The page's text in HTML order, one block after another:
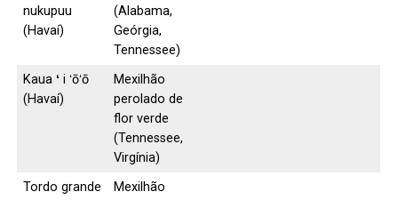
nukupuu
(Havaí)
(Alabama,
Geórgia,
Tennessee)
Kaua ʻ i ʻōʻō
(Havaí)
Mexilhão
perolado de
flor verde
(Tennessee,
Virgínia)
Tordo grande
Mexilhão